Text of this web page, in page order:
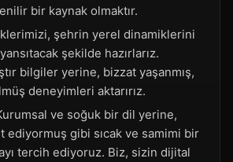
bir kaynak olmaktır.
şehrin yerel dinamiklerini
şekilde hazırlarız.
bilgiler yerine, bizzat yaşanmış,
deneyimleri aktarırız.
ve soğuk bir dil yerine,
ediyormuş gibi sıcak ve samimi bir
tercih ediyoruz. Biz, sizin dijital